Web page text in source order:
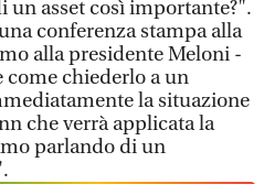
asset così importante?".
conferenza stampa alla
alla presidente Meloni -
come chiederlo a un
la situazione
che verrà applicata la
parlando di un